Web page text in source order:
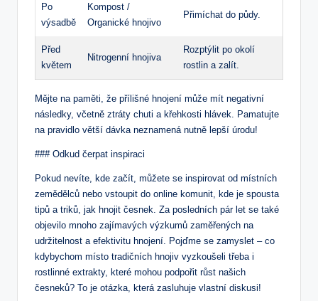
Po
výsadbě
Kompost /
Organické hnojivo
Přimíchat do půdy.
Před
květem
Nitrogenní hnojiva
Rozptýlit po okolí
rostlin a zalít.
Mějte na paměti, že přílišné hnojení může mít negativní
následky, včetně ztráty chuti a křehkosti hlávek. Pamatujte
na pravidlo větší dávka neznamená nutně lepší úrodu!
### Odkud čerpat inspiraci
Pokud nevíte, kde začít, můžete se inspirovat od místních
zemědělců nebo vstoupit do online komunit, kde je spousta
tipů a triků, jak hnojit česnek. Za posledních pár let se také
objevilo mnoho zajímavých výzkumů zaměřených na
udržitelnost a efektivitu hnojení. Pojďme se zamyslet – co
kdybychom místo tradičních hnojiv vyzkoušeli třeba i
rostlinné extrakty, které mohou podpořit růst našich
česneků? To je otázka, která zasluhuje vlastní diskusi!